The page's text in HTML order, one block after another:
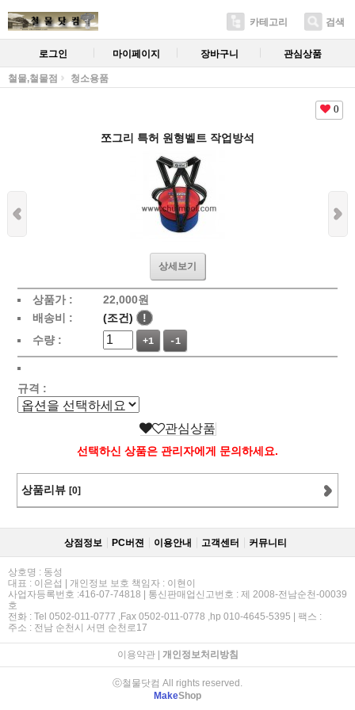
카테고리 검색
로그인 마이페이지 장바구니 관심상품
철물,철물점 청소용품
0
쪼그리 특허 원형벨트 작업방석
상세보기
상품가 : 22,000원
배송비 :
(조건)
!
수량 :
+1 -1
규격 :
관심상품
선택하신 상품은 관리자에게 문의하세요.
상품리뷰 [0]
상점정보 PC버젼 이용안내 고객센터 커뮤니티
상호명 : 동성
대표 : 이은섭 | 개인정보 보호 책임자 : 이현이
사업자등록번호 :416-07-74818 | 통신판매업신고번호 : 제 2008-전남순천-00039
호
전화 : Tel 0502-011-0777 ,Fax 0502-011-0778 ,hp 010-4645-5395 | 팩스 :
주소 : 전남 순천시 서면 순천로17
이용약관| 개인정보처리방침
ⓒ철물닷컴 All rights reserved.
MakeShop